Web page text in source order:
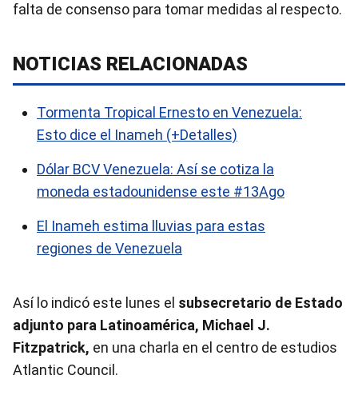
falta de consenso para tomar medidas al respecto.
NOTICIAS RELACIONADAS
Tormenta Tropical Ernesto en Venezuela:
Esto dice el Inameh (+Detalles)
Dólar BCV Venezuela: Así se cotiza la
moneda estadounidense este #13Ago
El Inameh estima lluvias para estas
regiones de Venezuela
Así lo indicó este lunes el subsecretario de Estado
adjunto para Latinoamérica, Michael J.
Fitzpatrick, en una charla en el centro de estudios
Atlantic Council.